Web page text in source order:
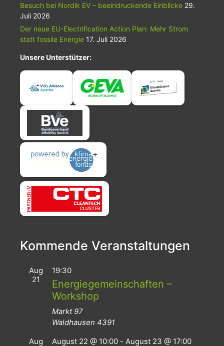
Besuch bei Nordik EV – beeindruckende Einblicke 29.
Juli 2026
Der neue EU-Electrification Action Plan: Mehr Strom
statt fossile Energie 17. Juli 2026
Unsere Unterstützer:
Kommende Veranstaltungen
Aug
21
19:30
Energiegemeinschaften –
Workshop
Markt 97
Waldhausen 4391
Aug
August 22 @ 10:00 - August 23 @ 17:00